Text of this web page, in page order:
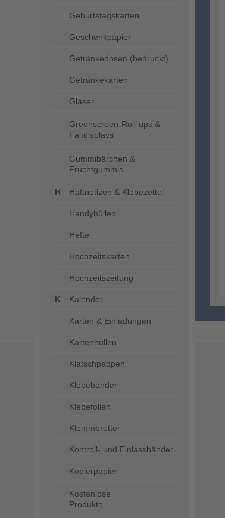
Geburtstagskarten
Geschenkpapier
Getränkedosen (bedruckt)
Getränkekarten
Gläser
Greenscreen-Roll-ups & -
Faltdisplays
Gummibärchen &
Fruchtgummis
Haftnotizen & Klebezettel
Handyhüllen
Hefte
Hochzeitskarten
Hochzeitszeitung
Kalender
Karten & Einladungen
Kartenhüllen
Klatschpappen
Klebebänder
Klebefolien
Klemmbretter
Kontroll- und Einlassbänder
Kopierpapier
Kostenlose
Produkte